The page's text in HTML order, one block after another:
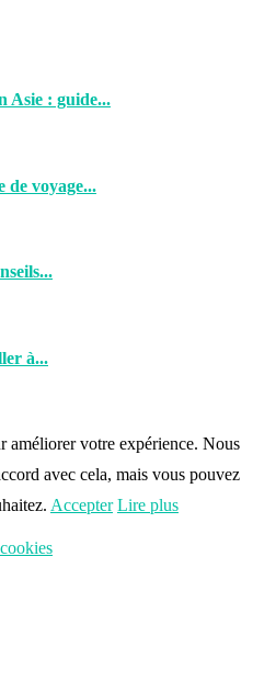
Asie : guide...
de voyage...
à...
améliorer votre expérience. Nous
avec cela, mais vous pouvez
Accepter Lire plus